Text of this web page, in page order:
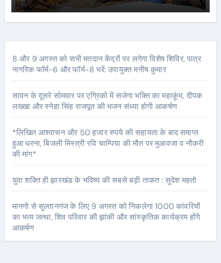
8 और 9 अगस्त को सभी मतदान केंद्रों पर लगेगा विशेष शिविर, पात्र
नागरिक फॉर्म-6 और फॉर्म-8 भरें: उपायुक्त मनीष कुमार
सावन के दूसरे सोमवार पर एग्रिको में सजेगा भक्ति का महाकुंभ, दीपक
लख्खा और स्नेहा सिंह राजपूत की भजन संध्या होगी आकर्षण
*लिखित आश्वासन और 50 हजार रुपये की सहायता के बाद समाप्त
हुआ धरना, बिजली मिस्त्री रवि चाम्पिया की मौत पर मुआवजा व नौकरी
की मांग*
युवा शक्ति ही झारखंड के भविष्य की सबसे बड़ी ताकत : सुदेश महतो
मानगो से सुल्तानगंज के लिए 9 अगस्त को निकलेगा 1000 कांवरियों
का भव्य जत्था, शिव परिवार की झांकी और सांस्कृतिक कार्यक्रम होंगे
आकर्षण